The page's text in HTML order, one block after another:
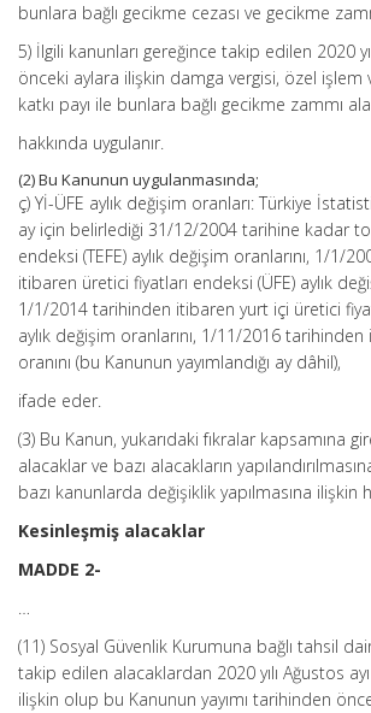
bunlara bağlı gecikme cezası ve gecikme
5) İlgili kanunları gereğince takip edilen 2020
önceki aylara ilişkin damga vergisi, özel işlem
katkı payı ile bunlara bağlı gecikme zammı
hakkında uygulanır.
(2) Bu Kanunun uygulanmasında;
ç) Yİ-ÜFE aylık değişim oranları: Türkiye
ay için belirlediği 31/12/2004 tarihine kadar
endeksi (TEFE) aylık değişim oranlarını, 1/1/
itibaren üretici fiyatları endeksi (ÜFE) aylık
1/1/2014 tarihinden itibaren yurt içi üretici
aylık değişim oranlarını, 1/11/2016 tarihinden
oranını (bu Kanunun yayımlandığı ay dâhil),
ifade eder.
(3) Bu Kanun, yukarıdaki fıkralar kapsamına
alacaklar ve bazı alacakların
bazı kanunlarda değişiklik yapılmasına ilişkin
Kesinleşmiş alacaklar
MADDE 2-
…
(11) Sosyal Güvenlik Kurumuna bağlı tahsil
takip edilen alacaklardan 2020 yılı Ağustos
ilişkin olup bu Kanunun yayımı tarihinden